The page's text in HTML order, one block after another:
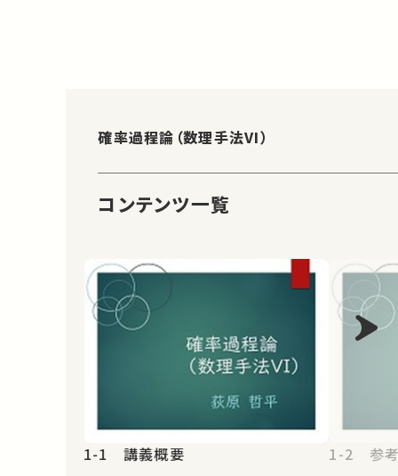
確率過程論（数理手法VI）
コンテンツ一覧
1-1 講義概要 1-2 参